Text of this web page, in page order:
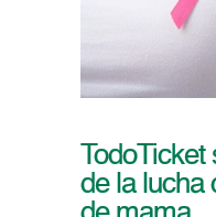
de la lucha